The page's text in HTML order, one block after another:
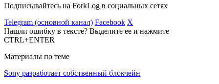
Подписывайтесь на ForkLog в социальных сетях
Telegram (основной канал) Facebook X
Нашли ошибку в тексте? Выделите ее и нажмите
CTRL+ENTER
Материалы по теме
Sony разработает собственный блокчейн